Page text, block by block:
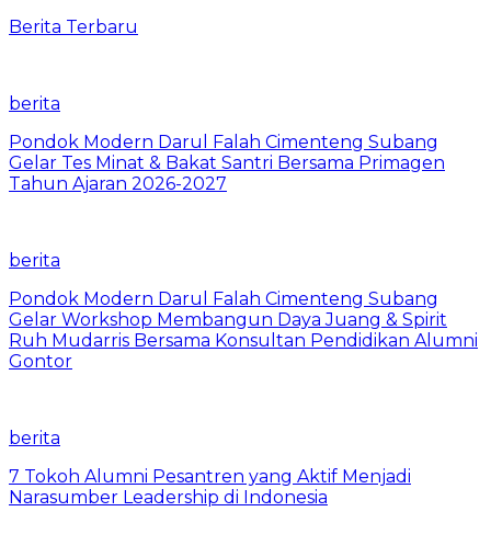
Berita Terbaru
berita
Pondok Modern Darul Falah Cimenteng Subang
Gelar Tes Minat & Bakat Santri Bersama Primagen
Tahun Ajaran 2026-2027
berita
Pondok Modern Darul Falah Cimenteng Subang
Gelar Workshop Membangun Daya Juang & Spirit
Ruh Mudarris Bersama Konsultan Pendidikan Alumni
Gontor
berita
7 Tokoh Alumni Pesantren yang Aktif Menjadi
Narasumber Leadership di Indonesia